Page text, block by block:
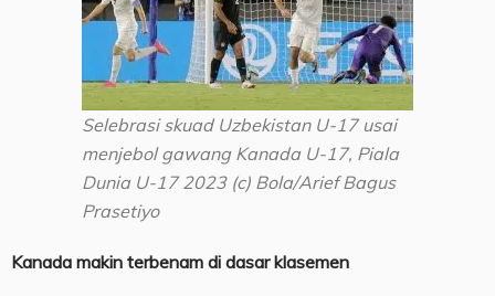
Selebrasi skuad Uzbekistan U-17 usai
menjebol gawang Kanada U-17, Piala
Dunia U-17 2023 (c) Bola/Arief Bagus
Prasetiyo
Kanada makin terbenam di dasar klasemen